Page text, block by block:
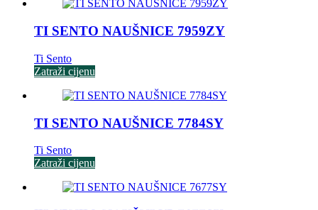
TI SENTO NAUŠNICE 7959ZY
Ti Sento
Zatraži cijenu
TI SENTO NAUŠNICE 7784SY
Ti Sento
Zatraži cijenu